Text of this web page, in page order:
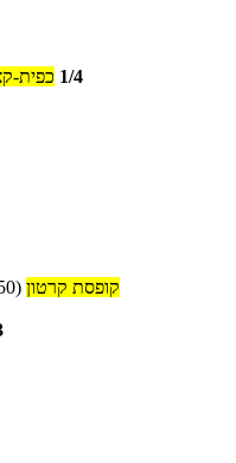
1/4 כפית-
קופסת קרטון (250 מ"ל)